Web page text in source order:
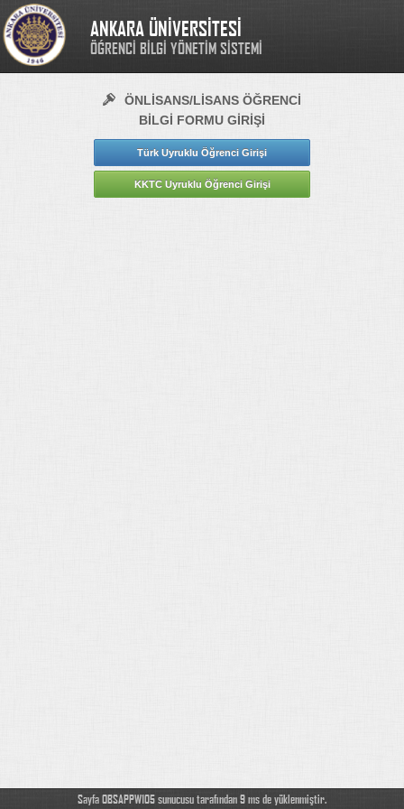
ANKARA ÜNİVERSİTESİ
ÖĞRENCİ BİLGİ YÖNETİM SİSTEMİ
ÖNLİSANS/LİSANS ÖĞRENCİ
BİLGİ FORMU GİRİŞİ
Türk Uyruklu Öğrenci Girişi
KKTC Uyruklu Öğrenci Girişi
Sayfa OBSAPPW105 sunucusu tarafından 9 ms de yüklenmiştir.